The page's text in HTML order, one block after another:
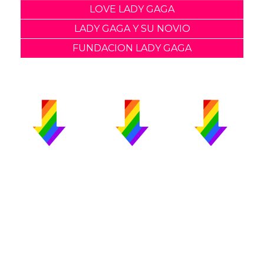
LOVE LADY GAGA
LADY GAGA Y SU NOVIO
FUNDACION LADY GAGA